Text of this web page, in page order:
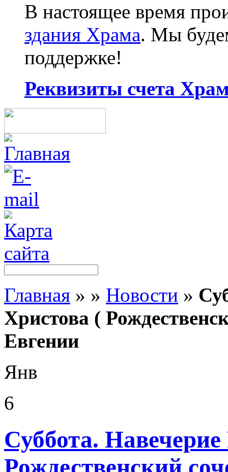
В настоящее время
здания Храма. Мы
поддержке!
Реквизиты счета
Главная » » Новости »
Христова (
Евгении
Янв
6
Суббота.